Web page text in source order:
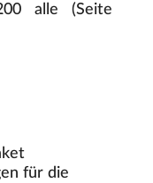
alle (Seite
für die